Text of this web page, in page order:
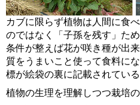
カブに限らず植物は人間に食
のではなく「子孫を残す」た
条件が整えば花が咲き種が出
質をうまいこと使って食料に
標が絵袋の裏に記載されてい
植物の生理を理解しつつ栽培